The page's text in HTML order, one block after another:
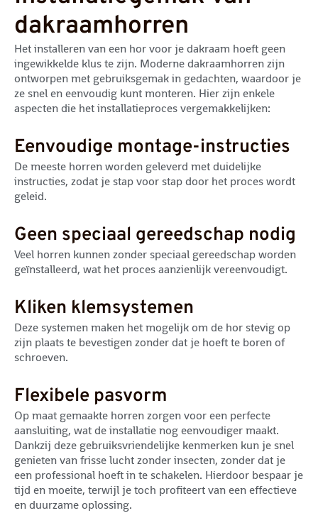
dakraamhorren
Het installeren van een hor voor je dakraam hoeft geen
ingewikkelde klus te zijn. Moderne dakraamhorren zijn
ontworpen met gebruiksgemak in gedachten, waardoor je
ze snel en eenvoudig kunt monteren. Hier zijn enkele
aspecten die het installatieproces vergemakkelijken:
Eenvoudige montage-instructies
De meeste horren worden geleverd met duidelijke
instructies, zodat je stap voor stap door het proces wordt
geleid.
Geen speciaal gereedschap nodig
Veel horren kunnen zonder speciaal gereedschap worden
geïnstalleerd, wat het proces aanzienlijk vereenvoudigt.
Kliken klemsystemen
Deze systemen maken het mogelijk om de hor stevig op
zijn plaats te bevestigen zonder dat je hoeft te boren of
schroeven.
Flexibele pasvorm
Op maat gemaakte horren zorgen voor een perfecte
aansluiting, wat de installatie nog eenvoudiger maakt.
Dankzij deze gebruiksvriendelijke kenmerken kun je snel
genieten van frisse lucht zonder insecten, zonder dat je
een professional hoeft in te schakelen. Hierdoor bespaar je
tijd en moeite, terwijl je toch profiteert van een effectieve
en duurzame oplossing.